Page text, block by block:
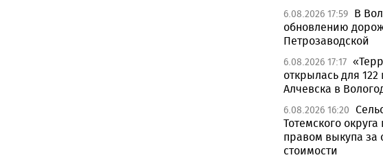
6.08.2026 17:59 В
обновлению
Петрозаводской
6.08.2026 17:17
открылась для
Алчевска в
6.08.2026 16:20
Тотемского
правом выкупа за
стоимости